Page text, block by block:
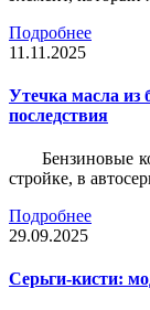
Подробнее
11.11.2025
Утечка масла из
последствия
Бензиновые
стройке, в
Подробнее
29.09.2025
Серьги-кисти: